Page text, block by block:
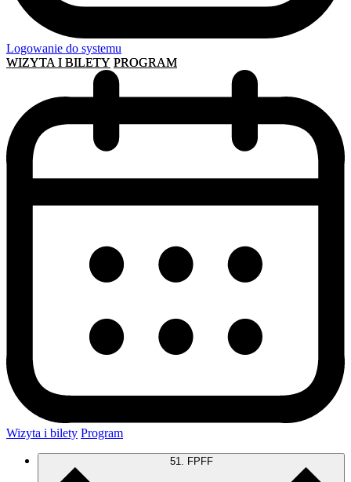
Logowanie do systemu
WIZYTA I BILETY PROGRAM
Wizyta i bilety Program
51. FPFF